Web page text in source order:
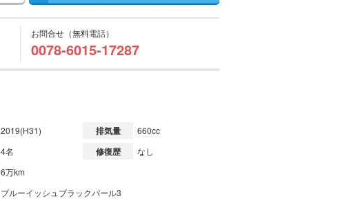
お問合せ（無料電話）
0078-6015-17287
2019(H31) 排気量 660cc
4名 修復歴 なし
6万km
ブルーイッシュブラックパール3